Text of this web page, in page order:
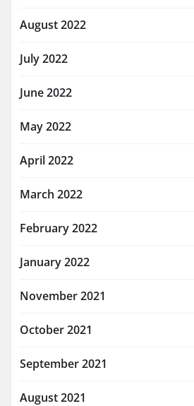
August 2022
July 2022
June 2022
May 2022
April 2022
March 2022
February 2022
January 2022
November 2021
October 2021
September 2021
August 2021